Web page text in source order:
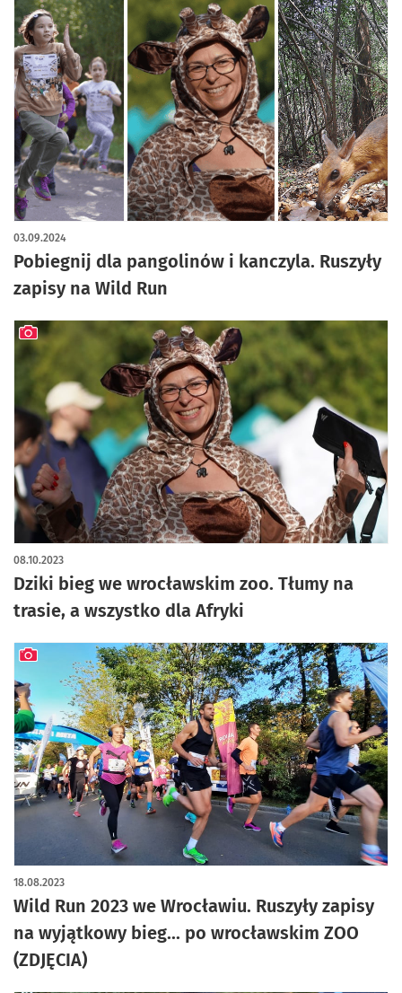
Pobiegnij dla pangolinów i kanczyla. Ruszyły
zapisy na Wild Run
03.09.2024
Dziki bieg we wrocławskim zoo. Tłumy na
trasie, a wszystko dla Afryki
08.10.2023
artykuł z galerią zdjęć
Wild Run 2023 we Wrocławiu. Ruszyły zapisy
na wyjątkowy bieg... po wrocławskim ZOO
(ZDJĘCIA)
18.08.2023
artykuł z galerią zdjęć